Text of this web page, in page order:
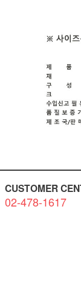
CUSTOMER
02-478-1617